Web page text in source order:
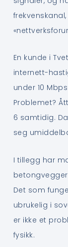
En kunde i
internett-
under 10
Problemet?
6 samtidig.
seg
I tillegg har
Det som
ubrukelig i
er ikke et
fysikk.